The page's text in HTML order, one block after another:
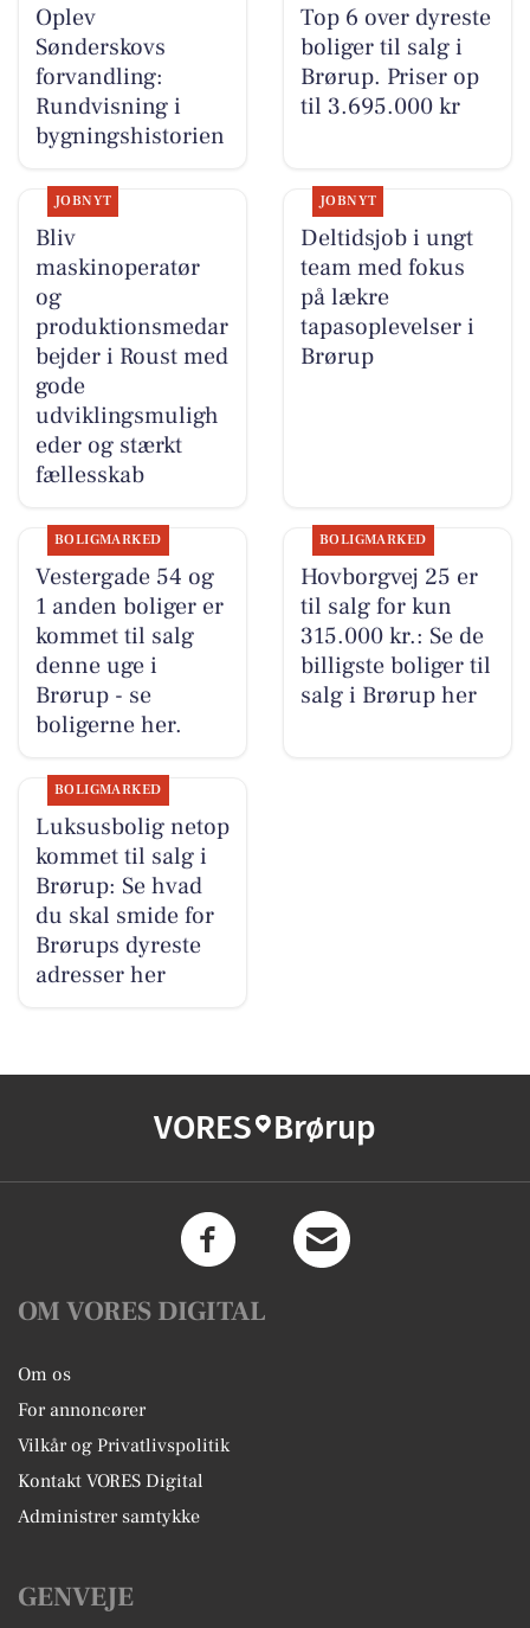
Oplev
Sønderskovs
forvandling:
Rundvisning i
bygningshistorien
Top 6 over dyreste
boliger til salg i
Brørup. Priser op
til 3.695.000 kr
JOBNYT
Bliv
maskinoperatør
og
produktionsmedar
bejder i Roust med
gode
udviklingsmuligh
eder og stærkt
fællesskab
JOBNYT
Deltidsjob i ungt
team med fokus
på lækre
tapasoplevelser i
Brørup
BOLIGMARKED
Vestergade 54 og
1 anden boliger er
kommet til salg
denne uge i
Brørup - se
boligerne her.
BOLIGMARKED
Hovborgvej 25 er
til salg for kun
315.000 kr.: Se de
billigste boliger til
salg i Brørup her
BOLIGMARKED
Luksusbolig netop
kommet til salg i
Brørup: Se hvad
du skal smide for
Brørups dyreste
adresser her
VORES Brørup
OM VORES DIGITAL
Om os
For annoncører
Vilkår og Privatlivspolitik
Kontakt VORES Digital
Administrer samtykke
GENVEJE